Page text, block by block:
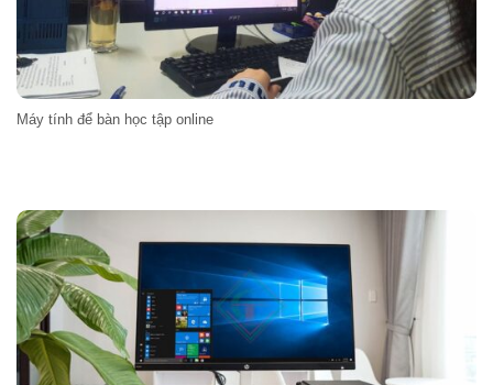
Máy tính để bàn học tập online